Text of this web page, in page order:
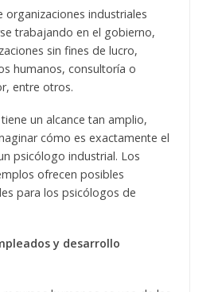
organizaciones industriales
trabajando en el gobierno,
sin fines de lucro,
humanos, consultoría o
entre otros.
un alcance tan amplio,
cómo es exactamente el
psicólogo industrial. Los
ofrecen posibles
para los psicólogos de
y desarrollo